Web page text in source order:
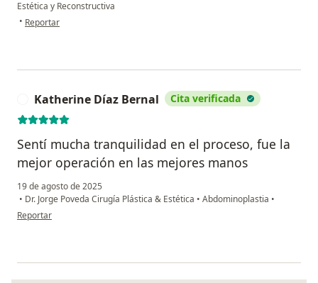
Estética y Reconstructiva
• en opinión del usuario Gonzalo
Reportar
Katherine Díaz Bernal Cita verificada
Sentí mucha tranquilidad en el proceso, fue la
mejor operación en las mejores manos
19 de agosto de 2025
• Dr. Jorge Poveda Cirugía Plástica & Estética • Abdominoplastia •
en opinión del usuario Katherine Díaz Bernal
Reportar